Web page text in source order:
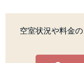
空室状況や料金